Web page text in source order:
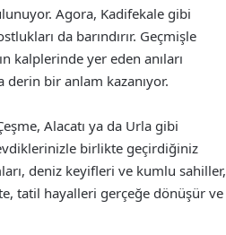
Agora, Kadifekale gibi
da barındırır. Geçmişle
kalplerinde yer eden anıları
derin bir anlam kazanıyor.
Alacatı ya da Urla gibi
birlikte geçirdiğiniz
deniz keyifleri ve kumlu sahiller,
tatil hayalleri gerçeğe dönüşür ve